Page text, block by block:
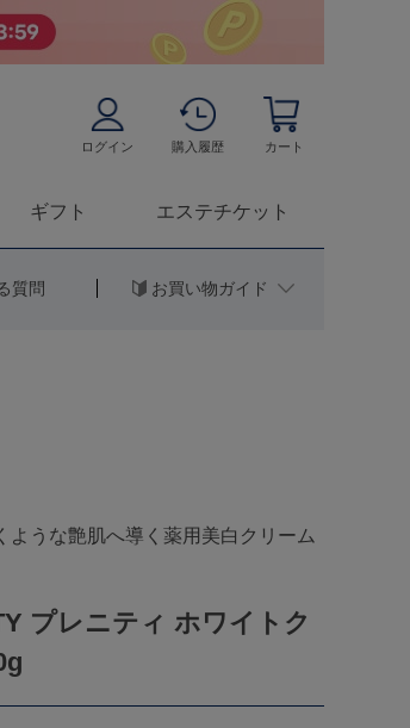
ログイン 購入履歴 カート
ギフト エステチケット
質問 お買い物ガイド
うな艶肌へ導く薬用美白クリーム
プレニティ ホワイトク